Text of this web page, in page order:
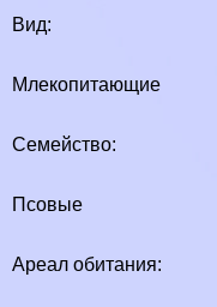
Вид:
Млекопитающие
Семейство:
Псовые
Ареал обитания: